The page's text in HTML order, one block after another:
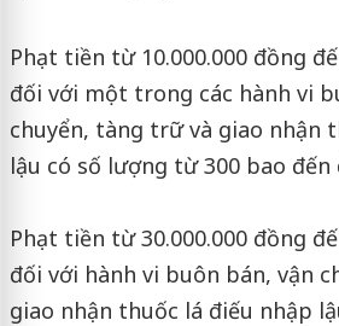
Phạt tiền từ 10.000.000 đồng
đối với một trong các hành vi
chuyển, tàng trữ và giao nhận
lậu có số lượng từ 300 bao đến
Phạt tiền từ 30.000.000 đồng
đối với hành vi buôn bán, vận
giao nhận thuốc lá điếu nhập